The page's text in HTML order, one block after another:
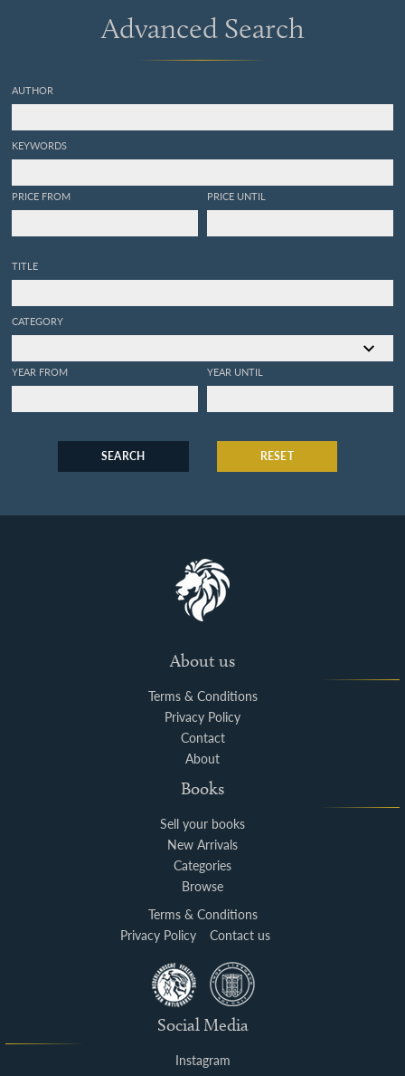
Advanced Search
AUTHOR
KEYWORDS
PRICE FROM PRICE UNTIL
TITLE
CATEGORY
YEAR FROM YEAR UNTIL
SEARCH RESET
About us
Terms & Conditions
Privacy Policy
Contact
About
Books
Sell your books
New Arrivals
Categories
Browse
Terms & Conditions
Privacy Policy
Contact us
Social Media
Instagram